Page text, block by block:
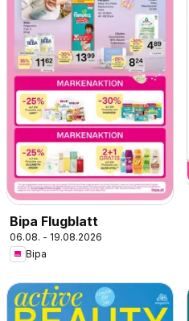
Bipa Flugblatt
06.08. - 19.08.2026
Bipa